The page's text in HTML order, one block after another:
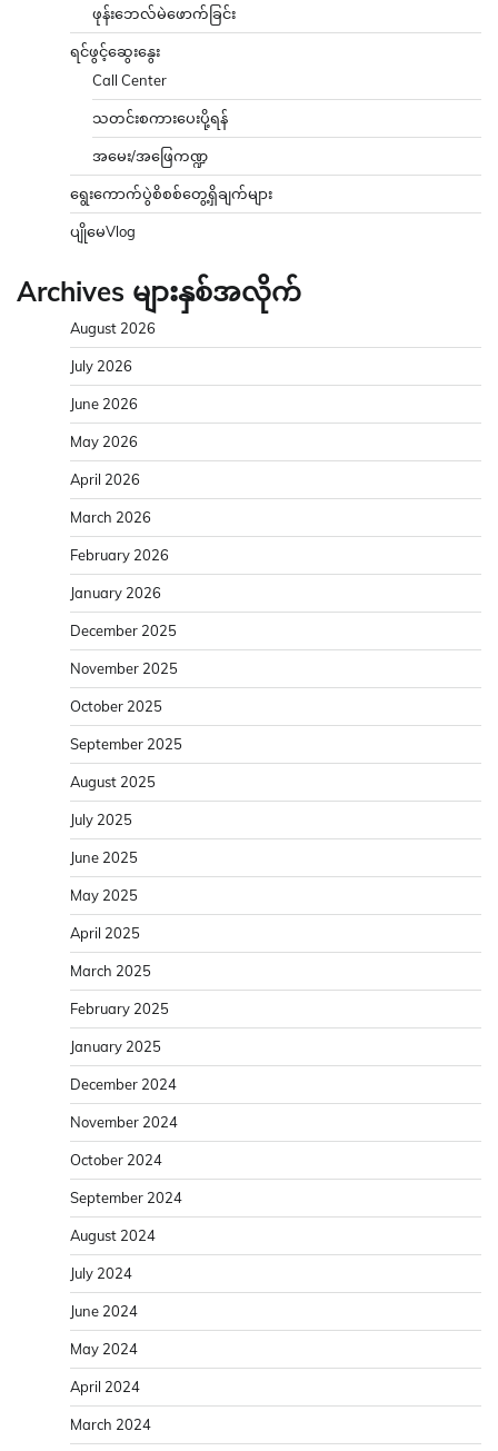
ဖုန်းဘေလ်မဲဖောက်ခြင်း
ရင်ဖွင့်ဆွေးနွေး
Call Center
သတင်းစကားပေးပို့ရန်
အမေး/အဖြေကဏ္ဍ
ရွေးကောက်ပွဲစိစစ်တွေ့ရှိချက်များ
ပျိုမေVlog
Archives များနှစ်အလိုက်
August 2026
July 2026
June 2026
May 2026
April 2026
March 2026
February 2026
January 2026
December 2025
November 2025
October 2025
September 2025
August 2025
July 2025
June 2025
May 2025
April 2025
March 2025
February 2025
January 2025
December 2024
November 2024
October 2024
September 2024
August 2024
July 2024
June 2024
May 2024
April 2024
March 2024